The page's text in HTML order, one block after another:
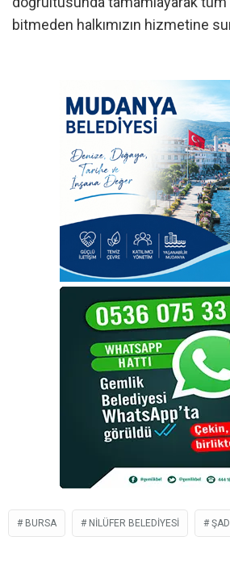
bitmeden halkımızın hizmetine
BURSA NILÜFER BELEDIYESI